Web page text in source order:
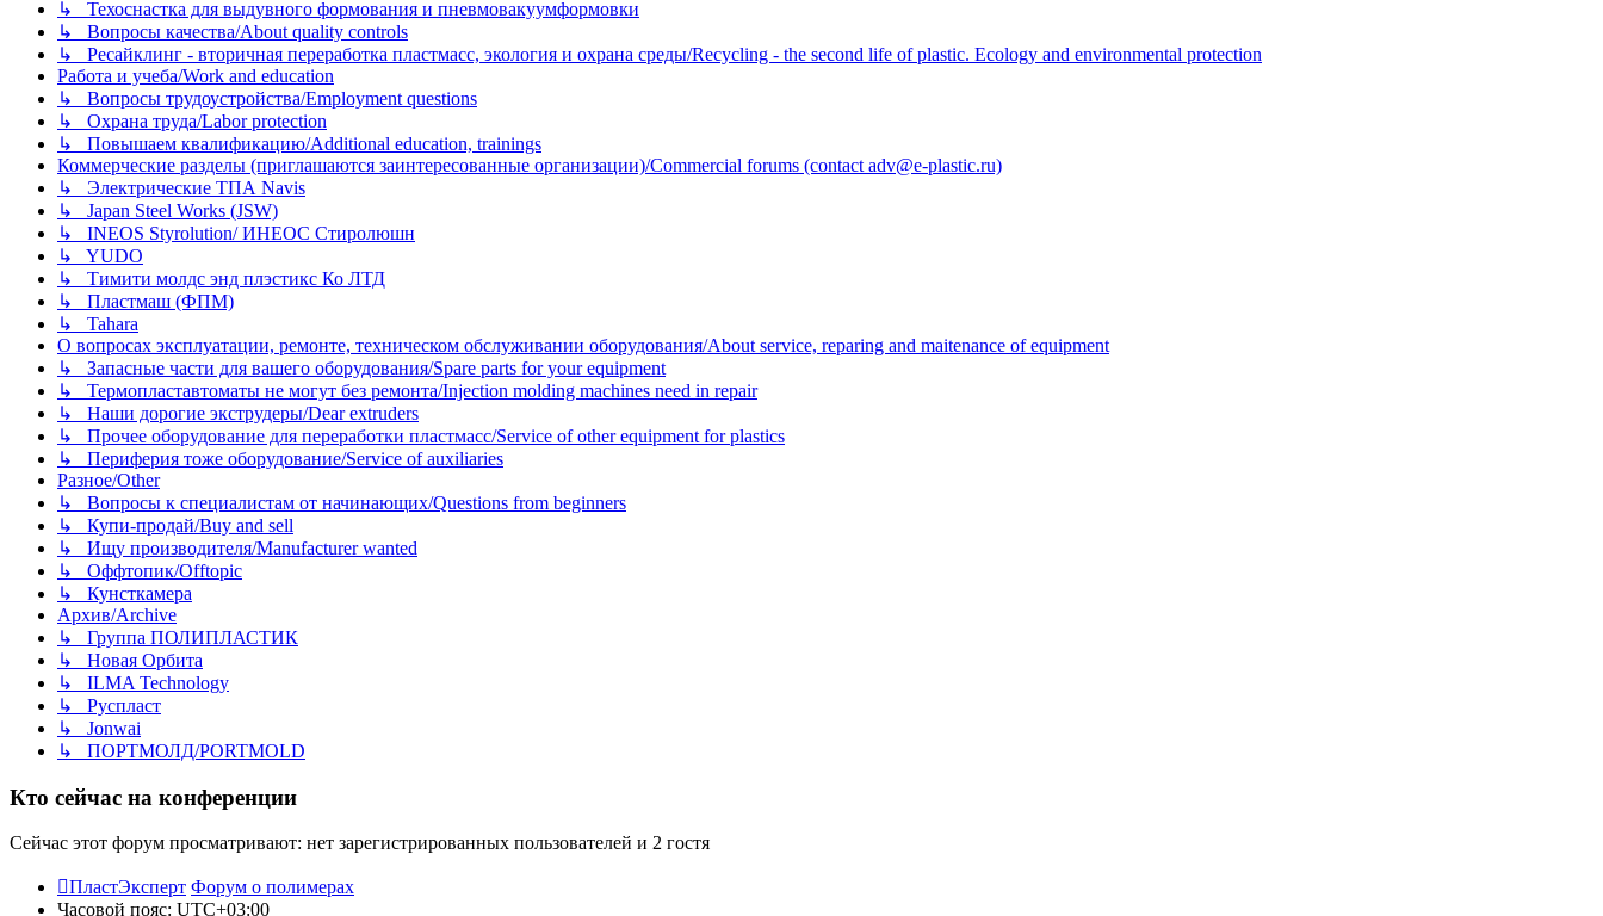
↳ Техоснастка для выдувного формования и пневмовакуумформовки
↳ Вопросы качества/About quality controls
↳ Ресайклинг - вторичная переработка пластмасс, экология и охрана среды/Recycling - the second life of plastic. Ecology and environmental protection
Работа и учеба/Work and education
↳ Вопросы трудоустройства/Employment questions
↳ Охрана труда/Labor protection
↳ Повышаем квалификацию/Additional education, trainings
Коммерческие разделы (приглашаются заинтересованные организации)/Commercial forums (contact adv@e-plastic.ru)
↳ Электрические ТПА Navis
↳ Japan Steel Works (JSW)
↳ INEOS Styrolution/ ИНЕОС Стиролюшн
↳ YUDO
↳ Тимити молдс энд плэстикс Ко ЛТД
↳ Пластмаш (ФПМ)
↳ Tahara
О вопросах эксплуатации, ремонте, техническом обслуживании оборудования/About service, reparing and maitenance of equipment
↳ Запасные части для вашего оборудования/Spare parts for your equipment
↳ Термопластавтоматы не могут без ремонта/Injection molding machines need in repair
↳ Наши дорогие экструдеры/Dear extruders
↳ Прочее оборудование для переработки пластмасс/Service of other equipment for plastics
↳ Периферия тоже оборудование/Service of auxiliaries
Разное/Other
↳ Вопросы к специалистам от начинающих/Questions from beginners
↳ Купи-продай/Buy and sell
↳ Ищу производителя/Manufacturer wanted
↳ Оффтопик/Offtopic
↳ Кунсткамера
Архив/Archive
↳ Группа ПОЛИПЛАСТИК
↳ Новая Орбита
↳ ILMA Technology
↳ Руспласт
↳ Jonwai
↳ ПОРТМОЛД/PORTMOLD
Кто сейчас на конференции
Сейчас этот форум просматривают: нет зарегистрированных пользователей и 2 гостя
ПластЭксперт Форум о полимерах
Часовой пояс: UTC+03:00